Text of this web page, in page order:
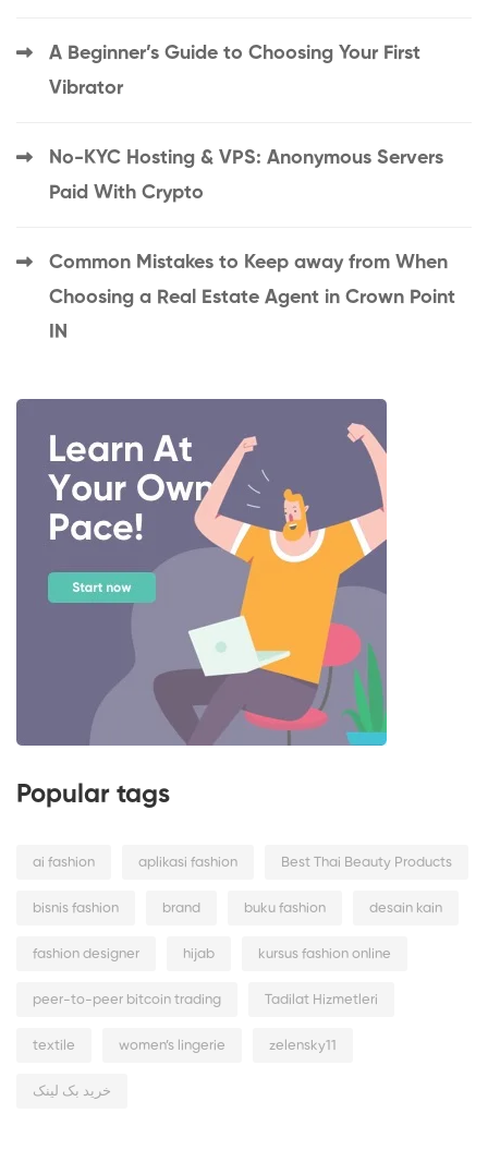
A Beginner’s Guide to Choosing Your First
Vibrator
No-KYC Hosting & VPS: Anonymous Servers
Paid With Crypto
Common Mistakes to Keep away from When
Choosing a Real Estate Agent in Crown Point
IN
Popular tags
ai fashion aplikasi fashion Best Thai Beauty Products
bisnis fashion brand buku fashion desain kain
fashion designer hijab kursus fashion online
peer-to-peer bitcoin trading Tadilat Hizmetleri
textile women’s lingerie zelensky11
خرید بک لینک